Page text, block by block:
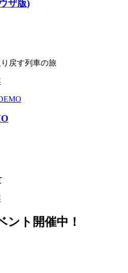
ザ版)
戻す列車の旅
ント開催中！